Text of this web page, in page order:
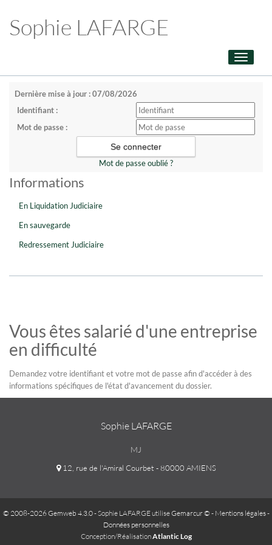
Sophie LAFARGE
Toggle
Dernière mise à jour : 07/08/2026
Identifiant :
Mot de passe :
Mot de passe oublié ?
Informations
En Liquidation Judiciaire
En sauvegarde
Redressement Judiciaire
Vous êtes salarié d'une entreprise
en difficulté
Demandez votre identifiant et votre mot de passe afin d'accéder à des
informations spécifiques de l'état d'avancement du dossier.
Sophie LAFARGE
MJ
12, rue de l'Amiral Courbet - 80000 AMIENS
© 2008-2026 Gemweb 4.3.0- Sophie LAFARGE utiliseGemarcur © - Mentions légales-
Données personnelles
Conception/RéalisationAtlantic Log